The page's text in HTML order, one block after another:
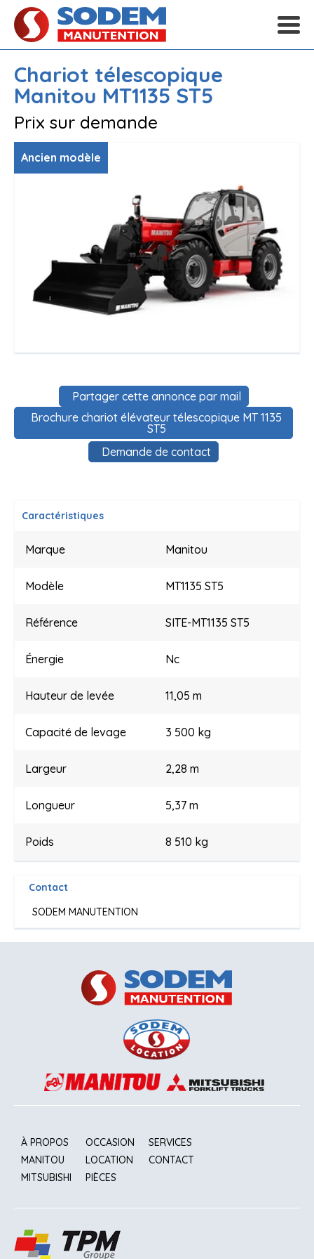
Chariot télescopique
Manitou MT1135 ST5
Prix sur demande
Ancien modèle
Demande de contact
Partager cette annonce par mail
Brochure chariot élévateur télescopique MT 1135
ST5
Caractéristiques
Marque Manitou
Modèle MT1135 ST5
Référence SITE-MT1135 ST5
Énergie Nc
Hauteur de levée 11,05 m
Capacité de levage 3 500 kg
Largeur 2,28 m
Longueur 5,37 m
Poids 8 510 kg
Contact
SODEM MANUTENTION
À PROPOS
MANITOU
MITSUBISHI
OCCASION
LOCATION
PIÈCES
SERVICES
CONTACT